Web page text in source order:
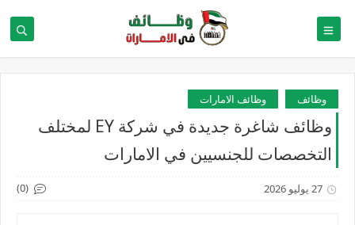
وظائف وظائف الامارات
وظائف شاغرة جديدة في شركة EY لمختلف
التخصصات للجنسيين في الامارات
27 يوليو 2026 (0)